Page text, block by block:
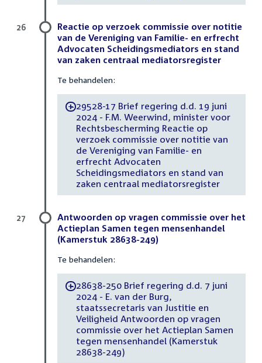
Reactie op verzoek commissie over notitie
van de Vereniging van Familie- en erfrecht
Advocaten Scheidingsmediators en stand
van zaken centraal mediatorsregister
Te behandelen:
-29528-17 Brief regering d.d. 19 juni
2024 - F.M. Weerwind, minister voor
Rechtsbescherming Reactie op
verzoek commissie over notitie van
de Vereniging van Familie- en
erfrecht Advocaten
Scheidingsmediators en stand van
zaken centraal mediatorsregister
26
Antwoorden op vragen commissie over het
Actieplan Samen tegen mensenhandel
(Kamerstuk 28638-249)
Te behandelen:
-28638-250 Brief regering d.d. 7 juni
2024 - E. van der Burg,
staatssecretaris van Justitie en
Veiligheid Antwoorden op vragen
commissie over het Actieplan Samen
tegen mensenhandel (Kamerstuk
28638-249)
27